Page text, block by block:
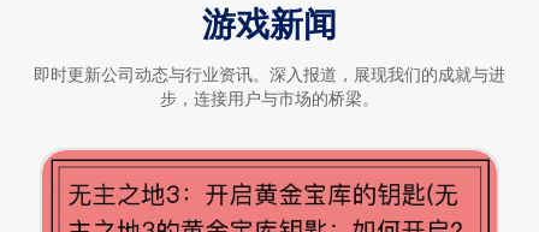
游戏新闻
即时更新公司动态与行业资讯。深入报道，展现我们的成就与进
步，连接用户与市场的桥梁。